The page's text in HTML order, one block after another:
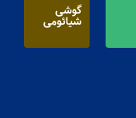
گوشی
شیائومی